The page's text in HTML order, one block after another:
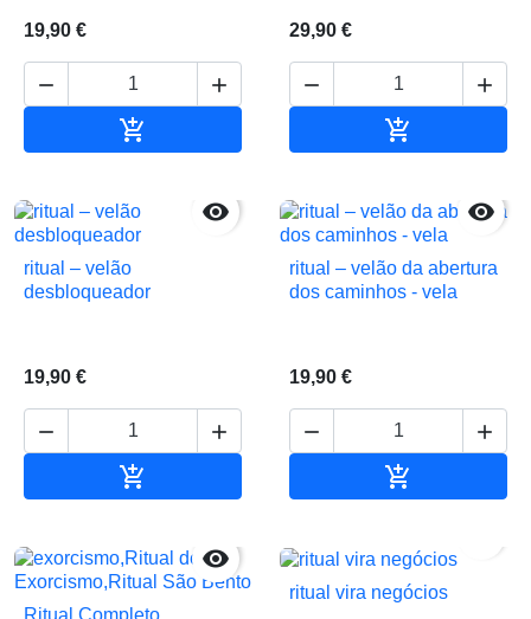
19,90 €
 

29,90 €
 


ritual – velão
desbloqueador
19,90 €
 


ritual – velão da abertura
dos caminhos - vela
19,90 €
 


Ritual Completo
ritual vira negócios